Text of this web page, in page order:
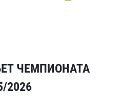
ЧЕМПИОНАТА
2026